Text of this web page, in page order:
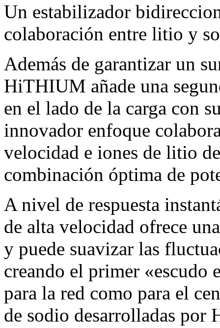
Un estabilizador
colaboración entre litio y
Además de garantizar un
HiTHIUM añade una
en el lado de la carga con
innovador enfoque
velocidad e iones de litio
combinación óptima de
A nivel de respuesta
de alta velocidad ofrece
y puede suavizar las
creando el primer «escudo
para la red como para el
de sodio desarrolladas